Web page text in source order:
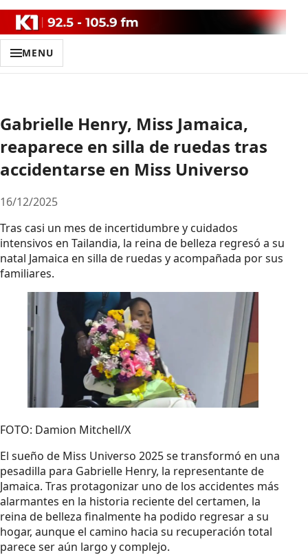
MENU
Gabrielle Henry, Miss Jamaica,
reaparece en silla de ruedas tras
accidentarse en Miss Universo
16/12/2025
Tras casi un mes de incertidumbre y cuidados
intensivos en Tailandia, la reina de belleza regresó a su
natal Jamaica en silla de ruedas y acompañada por sus
familiares.
FOTO: Damion Mitchell/X
El sueño de Miss Universo 2025 se transformó en una
pesadilla para Gabrielle Henry, la representante de
Jamaica. Tras protagonizar uno de los accidentes más
alarmantes en la historia reciente del certamen, la
reina de belleza finalmente ha podido regresar a su
hogar, aunque el camino hacia su recuperación total
parece ser aún largo y complejo.